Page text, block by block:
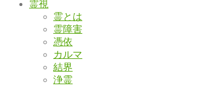
霊視
霊とは
霊障害
憑依
カルマ
結界
浄霊